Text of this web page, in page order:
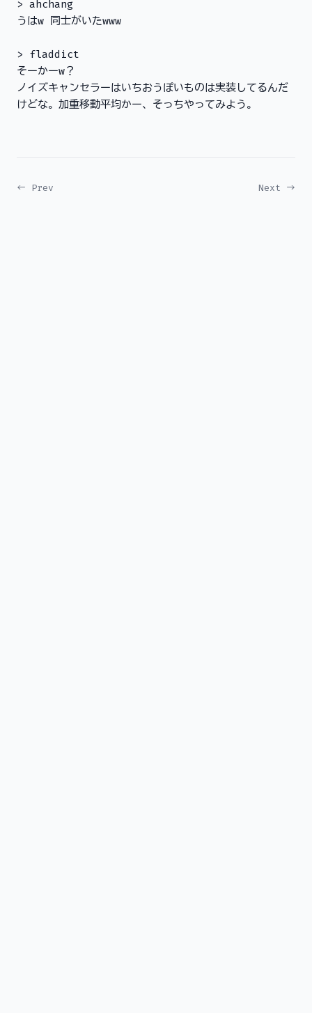
> ahchang
うはw 同士がいたwww
> fladdict
そーかーw？
ノイズキャンセラーはいちおうぽいものは実装してるんだ
けどな。加重移動平均かー、そっちやってみよう。
← Prev Next →